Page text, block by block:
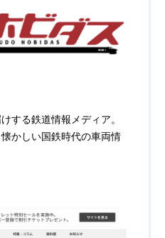
する鉄道情報メディア。
かしい国鉄時代の車両情